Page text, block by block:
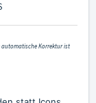
automatische Korrektur ist